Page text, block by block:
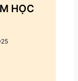
HỌC